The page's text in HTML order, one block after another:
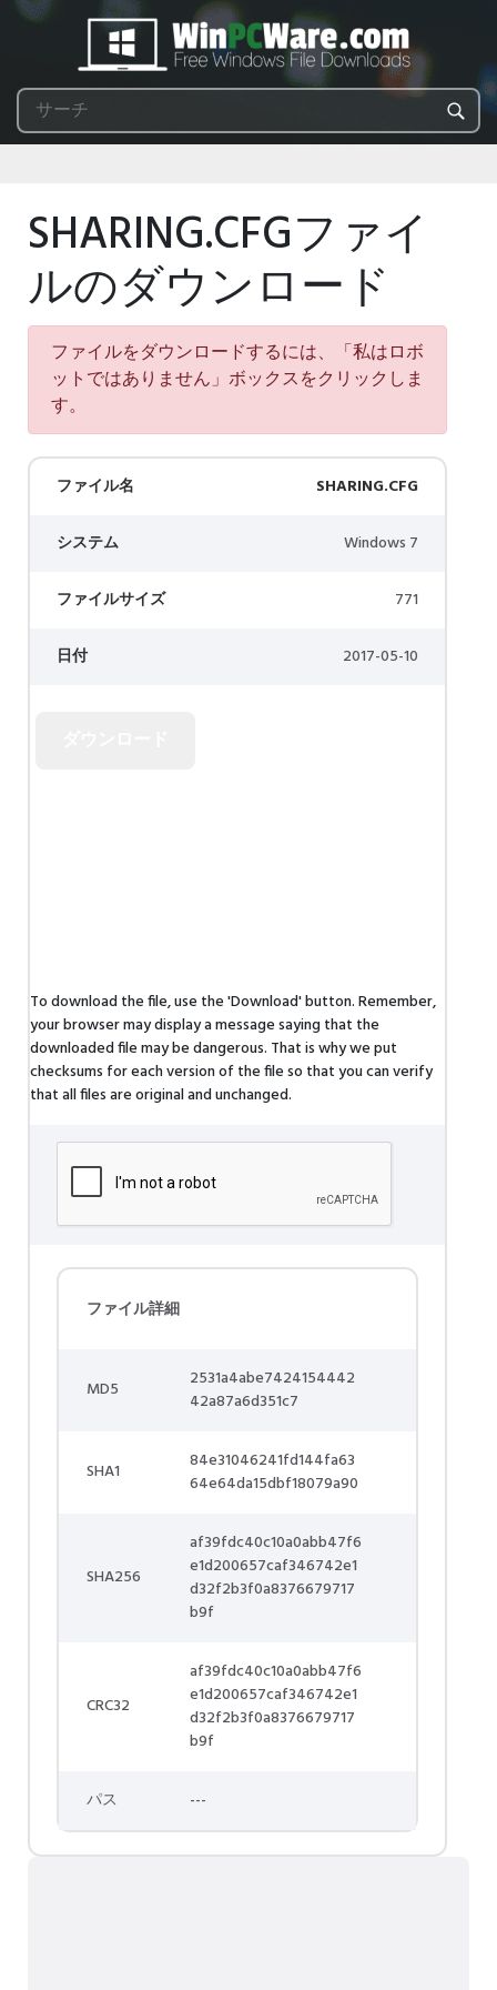
SHARING.CFGファイ
ルのダウンロード
ファイルをダウンロードするには、「私はロボ
ットではありません」ボックスをクリックしま
す。
ファイル名 SHARING.CFG
システム Windows 7
ファイルサイズ 771
日付 2017-05-10
To download the file, use the 'Download' button. Remember,
your browser may display a message saying that the
downloaded file may be dangerous. That is why we put
checksums for each version of the file so that you can verify
that all files are original and unchanged.
ファイル詳細
MD5
2531a4abe7424154442
42a87a6d351c7
SHA1
84e31046241fd144fa63
64e64da15dbf18079a90
SHA256
af39fdc40c10a0abb47f6
e1d200657caf346742e1
d32f2b3f0a8376679717
b9f
CRC32
af39fdc40c10a0abb47f6
e1d200657caf346742e1
d32f2b3f0a8376679717
b9f
パス ---